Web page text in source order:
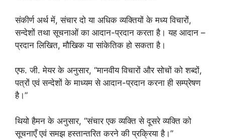
संकीर्ण अर्थ में, संचार दो या अधिक व्यक्तियों के मध्य विचारों,
सन्देशों तथा सूचनाओं का आदान-प्रदान करता है। यह आदान –
प्रदान लिखित, मौखिक या सांकेतिक हो सकता है।
एफ. जी. मेयर के अनुसार, “मानवीय विचारों और सोचों को शब्दों,
पत्रों एवं सन्देशों के माध्यम से आदान-प्रदान करना ही सम्प्रेषण
है।”
थियो हैमन के अनुसार, “संचार एक व्यक्ति से दूसरे व्यक्ति को
सूचनाएँ एवं समझ हस्तान्तरित करने की प्रक्रिया है।”